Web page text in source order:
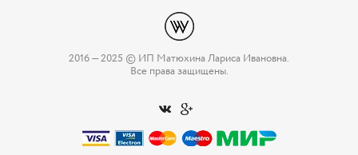
2016 — 2025 © ИП Матюхина Лариса Ивановна.
Все права защищены.